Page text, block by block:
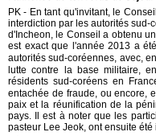
PK - En tant qu'invitant, le
interdiction par les autorités sud-
d'Incheon, le Conseil a obtenu
est exact que l'année 2013 a
autorités sud-coréennes, avec,
lutte contre la base militaire, en
résidents sud-coréens en
entachée de fraude, ou encore,
paix et la réunification de la
pays. Il est à noter que les
pasteur Lee Jeok, ont ensuite